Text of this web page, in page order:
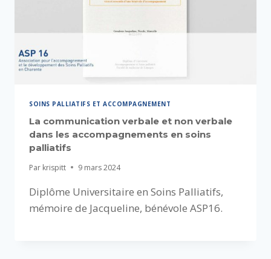
SOINS PALLIATIFS ET ACCOMPAGNEMENT
La communication verbale et non verbale
dans les accompagnements en soins
palliatifs
Par krispitt 9 mars 2024
Diplôme Universitaire en Soins Palliatifs,
mémoire de Jacqueline, bénévole ASP16.